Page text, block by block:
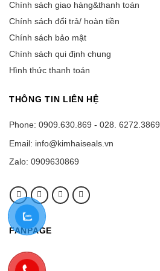
Chính sách giao hàng&thanh toán
Chính sách đổi trả/ hoàn tiền
Chính sách bảo mật
Chính sách qui định chung
Hình thức thanh toán
THÔNG TIN LIÊN HỆ
Phone: 0909.630.869 - 028. 6272.3869
Email: info@kimhaiseals.vn
Zalo: 0909630869
FANPAGE